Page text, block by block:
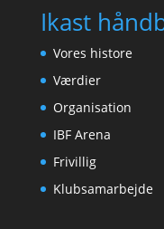
Ikast
Vores histore
Værdier
Organisation
IBF Arena
Frivillig
Klubsamarbejde